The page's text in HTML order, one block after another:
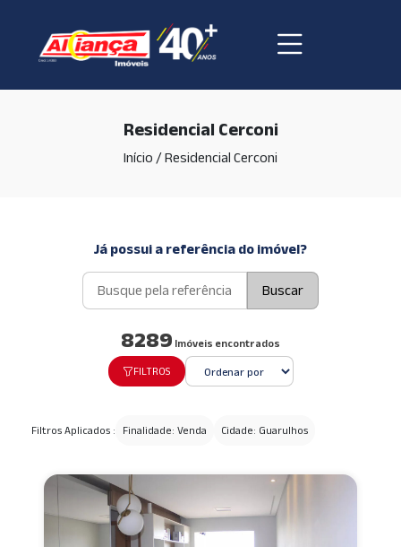
Residencial Cerconi
Início /Residencial Cerconi
Já possui a referência do imóvel?
Buscar
8289 Imóveis encontrados
FILTROS
Filtros Aplicados : Finalidade: Venda Cidade: Guarulhos